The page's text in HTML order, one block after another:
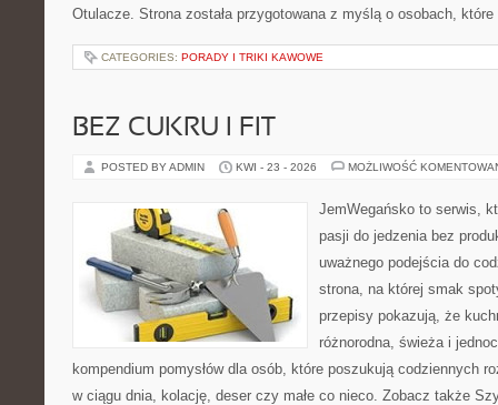
Otulacze. Strona została przygotowana z myślą o osobach,
CATEGORIES: PORADY I TRIKI KAWOWE
BEZ CUKRU I FIT
POSTED BY ADMIN KWI - 23 - 2026 MOŻLIWOŚĆ
JemWegańsko to serwis,
pasji do jedzenia bez
uważnego podejścia do
strona, na której smak
przepisy pokazują, że
różnorodna, świeża i
kompendium pomysłów dla osób, które poszukują codziennych
w ciągu dnia, kolację, deser czy małe co nieco. Zobacz także